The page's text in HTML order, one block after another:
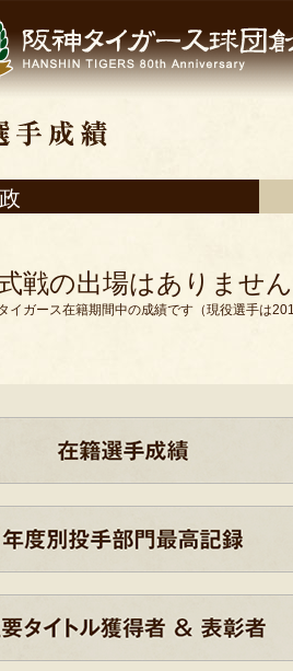
戦の出場はありません
イガース在籍期間中の成績です（現役選手は